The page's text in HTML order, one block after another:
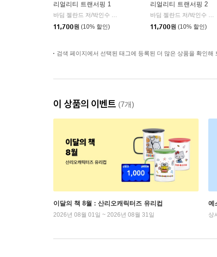
리얼리티 트랜서핑 1
바딤 젤란드 저/박인수 역
11,700원 (10% 할인)
리얼리티 트랜서핑 2
바딤 젤란드 저/박인수 역
11,700원 (10% 할인)
검색 페이지에서 선택된 태그에 등록된 더 많은 상품을 확인해
이 상품의 이벤트 (7개)
이달의 책 8월 : 산리오캐릭터즈 유리컵
2026년 08월 01일 ~ 2026년 08월 31일
예
상